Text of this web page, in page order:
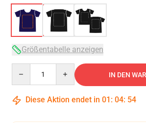
Größentabelle anzeigen
IN DEN
Diese Aktion endet in 01 : 04: 54